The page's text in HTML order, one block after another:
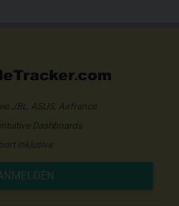
JBL, ASUS, Airfrance
Dashboards
inklusive